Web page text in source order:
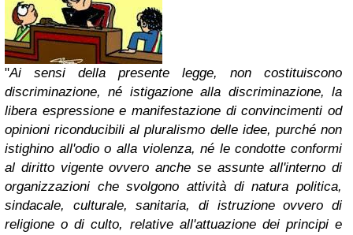
"Ai sensi della presente legge, non costituiscono
discriminazione, né istigazione alla discriminazione, la
libera espressione e manifestazione di convincimenti od
opinioni riconducibili al pluralismo delle idee, purché non
istighino all'odio o alla violenza, né le condotte conformi
al diritto vigente ovvero anche se assunte all'interno di
organizzazioni che svolgono attività di natura politica,
sindacale, culturale, sanitaria, di istruzione ovvero di
religione o di culto, relative all'attuazione dei principi e